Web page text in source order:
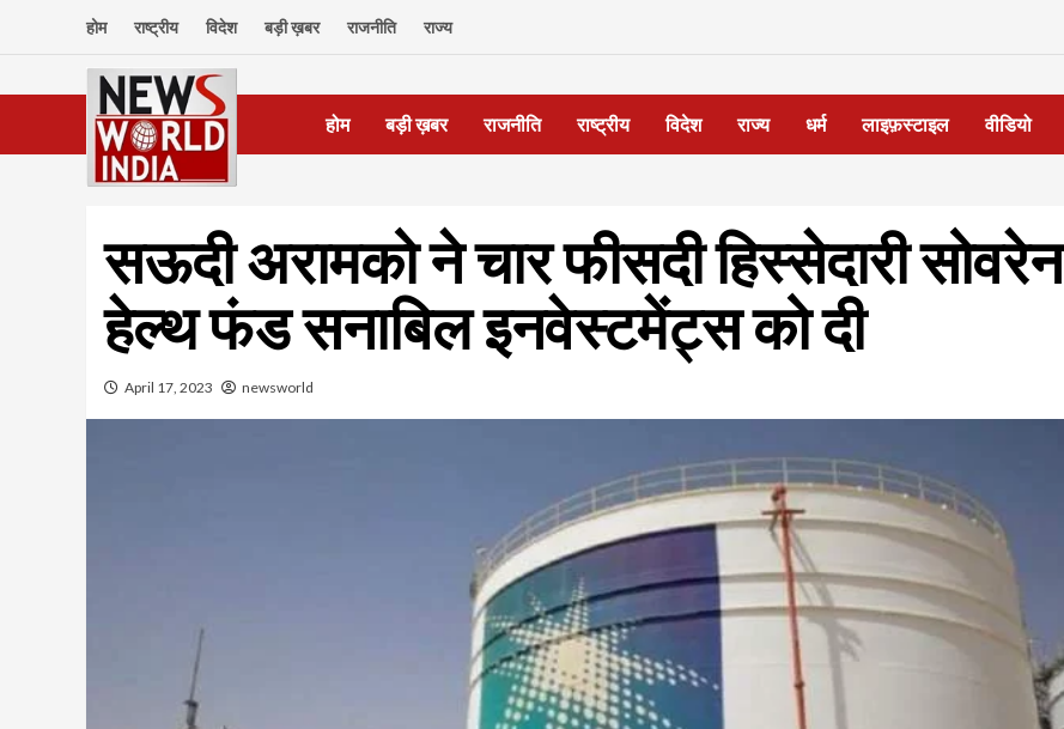
होम राष्ट्रीय विदेश बड़ी ख़बर राजनीति राज्य
होम बड़ी ख़बर राजनीति राष्ट्रीय विदेश राज्य धर्म लाइफ़स्टाइल वीडियो
सऊदी अरामको ने चार फीसदी हिस्सेदारी सोवरेन
हेल्थ फंड सनाबिल इनवेस्टमेंट्स को दी
April 17, 2023 newsworld